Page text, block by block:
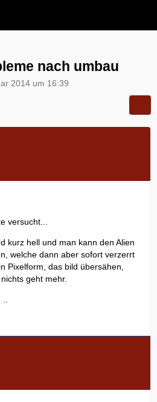
nach umbau
2014 um 16:39
versucht...
kurz hell und man kann den Alien
welche dann aber sofort verzerrt
Pixelform, das bild übersähen,
geht mehr.